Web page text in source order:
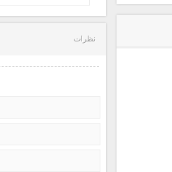
نظرات